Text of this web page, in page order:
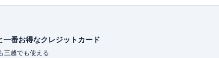
傍ら、資産運用に関連するセミ
しろいくらいわかる本
冊でしっかりわかる教科書
初心者でもわかる！お金に関する
一番お得なクレジットカード
三越でも使える